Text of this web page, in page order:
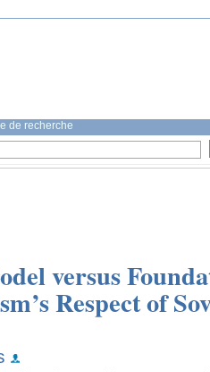
de recherche
versus
Respect of